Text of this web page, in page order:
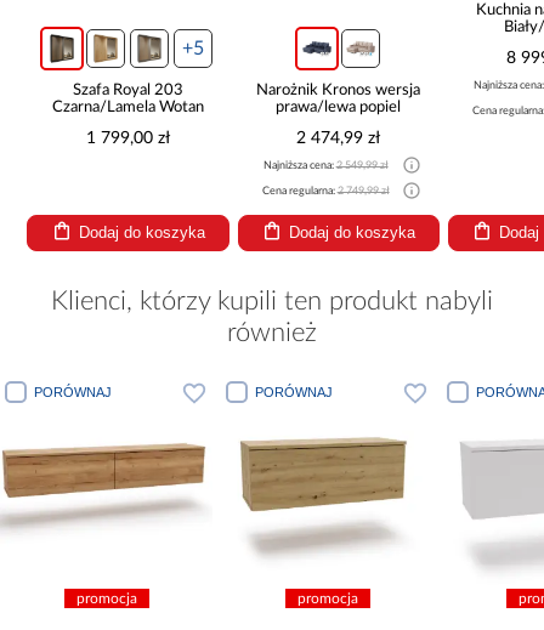
+5
Szafa Royal 203
Czarna/Lamela Wotan
1 799,00 zł
Dodaj do koszyka
Narożnik Kronos wersja
prawa/lewa popiel
2 474,99 zł
Najniższa cena:2 549,99 zł
Cena regularna:2 749,99 zł
Dodaj do koszyka
Kuchnia
8
Najniższa
Cena
Klienci, którzy kupili ten produkt nabyli
również
PORÓWNAJ PORÓWNAJ